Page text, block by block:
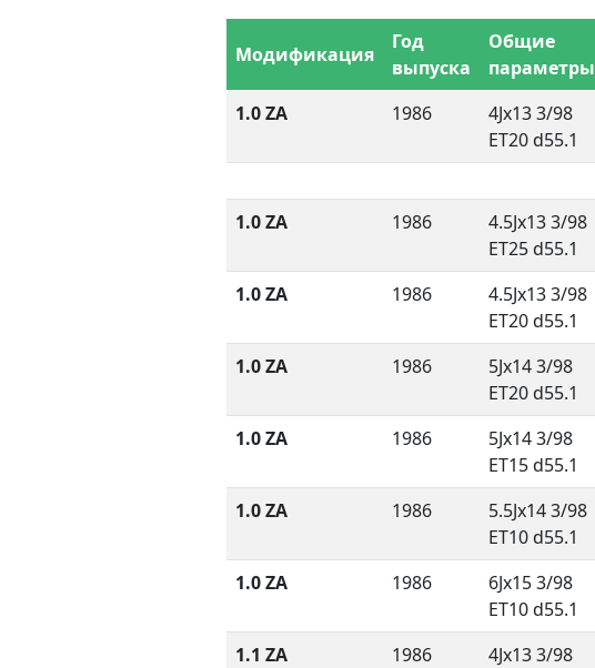
Модификация
Год
выпуска
Общие
параметры
1.0 ZA 1986
4Jx13 3/98
ET20 d55.1
1.0 ZA 1986
4.5Jx13 3/98
ET25 d55.1
1.0 ZA 1986
4.5Jx13 3/98
ET20 d55.1
1.0 ZA 1986
5Jx14 3/98
ET20 d55.1
1.0 ZA 1986
5Jx14 3/98
ET15 d55.1
1.0 ZA 1986
5.5Jx14 3/98
ET10 d55.1
1.0 ZA 1986
6Jx15 3/98
ET10 d55.1
1.1 ZA 1986
4Jx13 3/98